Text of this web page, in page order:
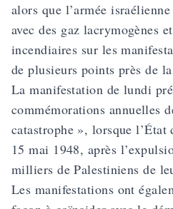
alors que l’armée
avec des gaz lacrymogènes
incendiaires sur les
de plusieurs points près de
La manifestation de lundi
commémorations annuelles
catastrophe », lorsque l’État
15 mai 1948, après
milliers de Palestiniens de
Les manifestations ont